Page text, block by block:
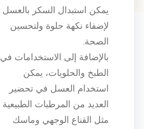
يمكن استبدال السكر بالعسل
لإضفاء نكهة حلوة ولتحسين
الصحة.
بالإضافة إلى الاستخدامات في
الطبخ والحلويات، يمكن
استخدام العسل في تحضير
العديد من المرطبات الطبيعية
مثل القناع الوجهي وماسك